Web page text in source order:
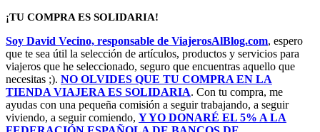
original
39,96€.
actual
9,99€.
¡TU COMPRA ES SOLIDARIA!
Soy David Vecino, responsable de ViajerosAlBlog.com, espero
que te sea útil la selección de artículos, productos y servicios para
viajeros que he seleccionado, seguro que encuentras aquello que
necesitas ;). NO OLVIDES QUE TU COMPRA EN LA
TIENDA VIAJERA ES SOLIDARIA. Con tu compra, me
ayudas con una pequeña comisión a seguir trabajando, a seguir
viviendo, a seguir comiendo, Y YO DONARÉ EL 5% A LA